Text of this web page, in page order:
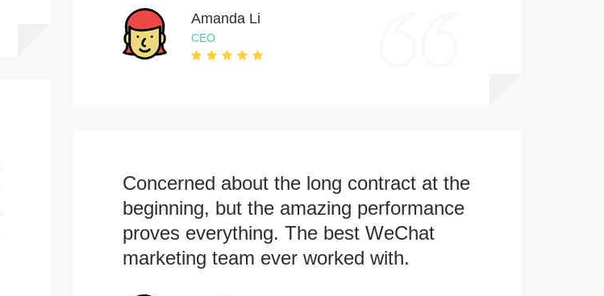
Amanda Li
CEO
Concerned about the long contract at the
beginning, but the amazing performance
proves everything. The best WeChat
marketing team ever worked with.